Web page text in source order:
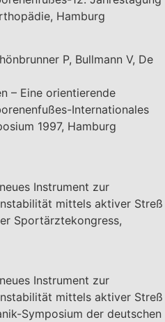
Hamburg
P, Bullmann V, De
– Eine orientierende
Internationales
1997, Hamburg
Instrument zur
mittels aktiver Streß
Sportärztekongress,
Instrument zur
mittels aktiver Streß
Symposium der deutschen